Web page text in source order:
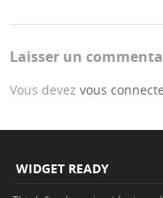
Laisser un
Vous devezvous
WIDGET READY